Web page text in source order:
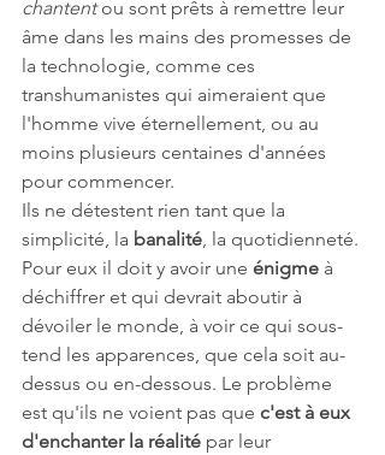
chantent ou sont prêts à remettre leur
âme dans les mains des promesses de
la technologie, comme ces
transhumanistes qui aimeraient que
l'homme vive éternellement, ou au
moins plusieurs centaines d'années
pour commencer.
Ils ne détestent rien tant que la
simplicité, la banalité, la quotidienneté.
Pour eux il doit y avoir une énigme à
déchiffrer et qui devrait aboutir à
dévoiler le monde, à voir ce qui sous-
tend les apparences, que cela soit au-
dessus ou en-dessous. Le problème
est qu'ils ne voient pas que c'est à eux
d'enchanter la réalité par leur